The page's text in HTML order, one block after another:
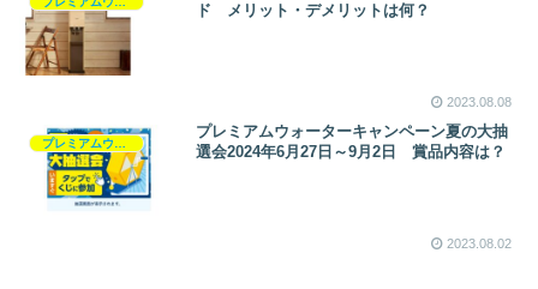
ド メリット・デメリットは何？
2023.08.08
プレミアムウォーターキャンペーン夏の大抽
選会2024年6月27日～9月2日 賞品内容は？
2023.08.02